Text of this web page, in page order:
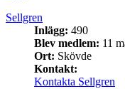
Sellgren
Inlägg: 490
Blev medlem: 11
Ort: Skövde
Kontakt:
Kontakta Sellgren